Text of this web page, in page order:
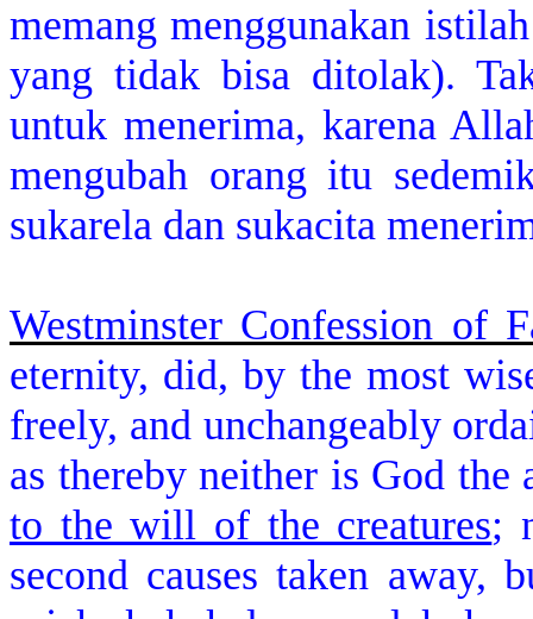
memang menggunakan
yang tidak bisa ditolak).
untuk menerima, karena
mengubah orang itu
sukarela dan sukacita
Westminster Confession of
eternity, did, by the most
freely, and unchangeably
as thereby neither is God
to the will of the creatures;
second causes taken away,